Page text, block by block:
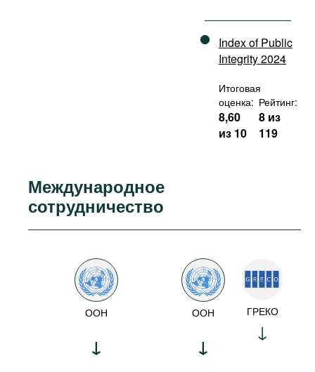
Index of Public
Integrity 2024
Итоговая
оценка:
8,60
из 10
Рейтинг:
8 из
119
Международное
сотрудничество
ООН ООН ГРЕКО